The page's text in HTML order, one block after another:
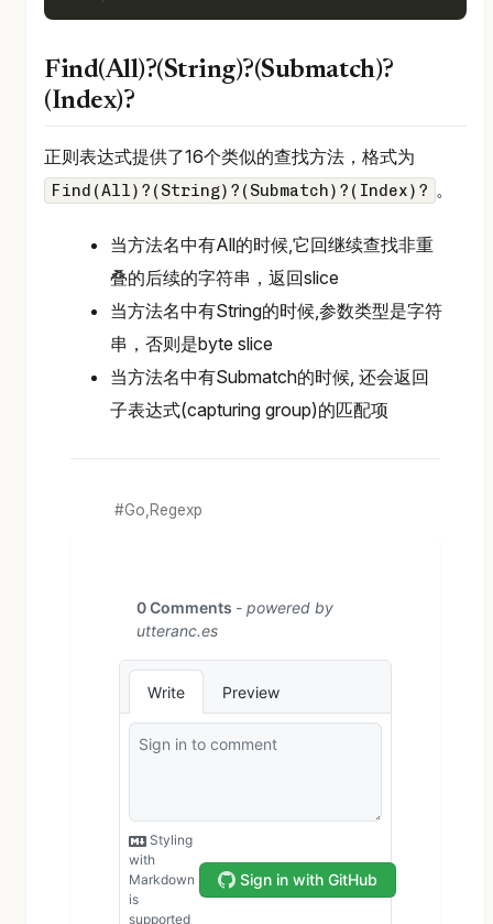
Find(All)?(String)?(Submatch)?
(Index)?
正则表达式提供了16个类似的查找方法，格式为
Find(All)?(String)?(Submatch)?(Index)? 。
当方法名中有All的时候,它回继续查找非重
叠的后续的字符串，返回slice
当方法名中有String的时候,参数类型是字符
串，否则是byte slice
当方法名中有Submatch的时候, 还会返回
子表达式(capturing group)的匹配项
Go,Regexp